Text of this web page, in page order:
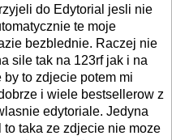
do Edytorial jesli nie
te moje
bezblednie. Raczej nie
sile tak na 123rf jak i na
to zdjecie potem mi
i wiele bestsellerow z
edytoriale. Jedyna
taka ze zdjecie nie moze